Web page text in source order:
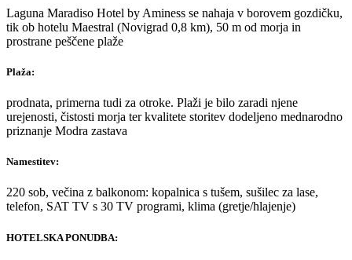
Laguna Maradiso Hotel by Aminess se nahaja v borovem gozdičku,
tik ob hotelu Maestral (Novigrad 0,8 km), 50 m od morja in
prostrane peščene plaže
Plaža:
prodnata, primerna tudi za otroke. Plaži je bilo zaradi njene
urejenosti, čistosti morja ter kvalitete storitev dodeljeno mednarodno
priznanje Modra zastava
Namestitev:
220 sob, večina z balkonom: kopalnica s tušem, sušilec za lase,
telefon, SAT TV s 30 TV programi, klima (gretje/hlajenje)
HOTELSKA PONUDBA: